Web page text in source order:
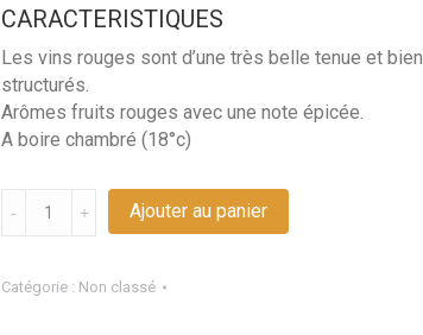
CARACTERISTIQUES
Les vins rouges sont d’une très belle tenue et bien
structurés.
Arômes fruits rouges avec une note épicée.
A boire chambré (18°c)
Quantité
AOP
Ajouter au panier
Catégorie : Non classé